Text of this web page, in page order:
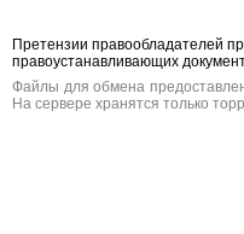
Претензии правообладателей
правоустанавливающих
Файлы для обмена
На сервере хранятся только